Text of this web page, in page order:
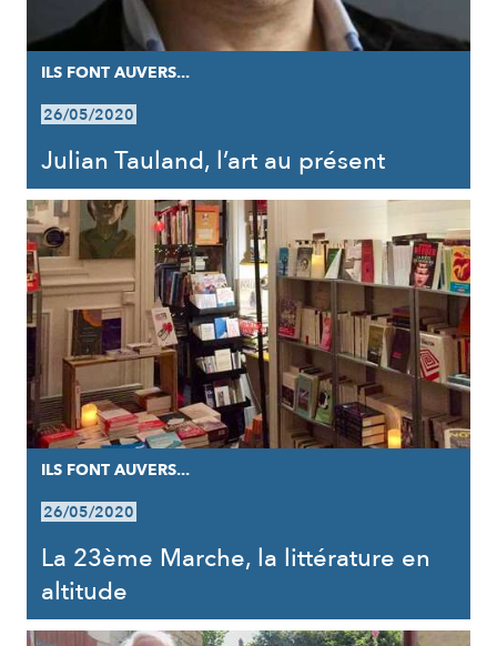
ILS FONT AUVERS...
26/05/2020
Julian Tauland, l’art au présent
ILS FONT AUVERS...
26/05/2020
La 23ème Marche, la littérature en
altitude